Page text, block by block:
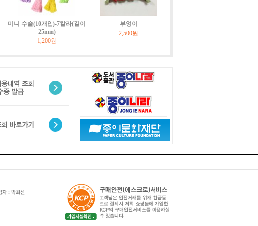
미니 수술(10개입)-7칼라(길이
25mm)
1,200원
부엉이
2,500원